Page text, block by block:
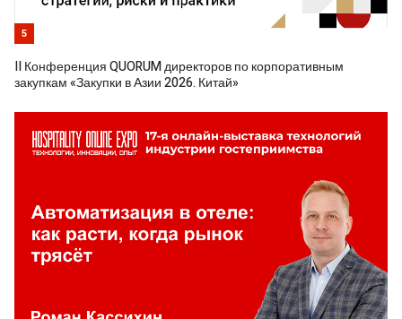
5
II Конференция QUORUM директоров по корпоративным
закупкам «Закупки в Азии 2026. Китай»